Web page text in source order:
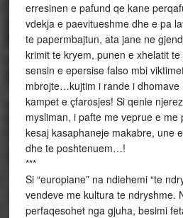
erresinen e pafund qe kane
vdekja e paevitueshme dhe e pa
te papermbajtun, ata jane ne
krimit te kryem, punen e xhelatit
sensin e epersise falso mbi
mbrojte…kujtim i rande i dhomave
kampet e çfarosjes! Si qenie
mysliman, i pafte me veprue e me
kesaj kasaphaneje makabre, une
dhe te poshtenuem…!
***
Si “europiane” na ndiehemi “te
vendeve me kultura te ndryshme.
perfaqesohet nga gjuha, besimi